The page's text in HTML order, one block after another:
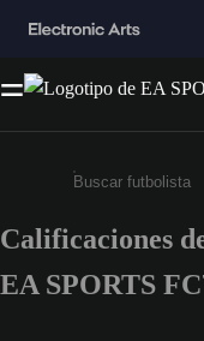
Ingresa un
Calificaciones
EA SPORTS